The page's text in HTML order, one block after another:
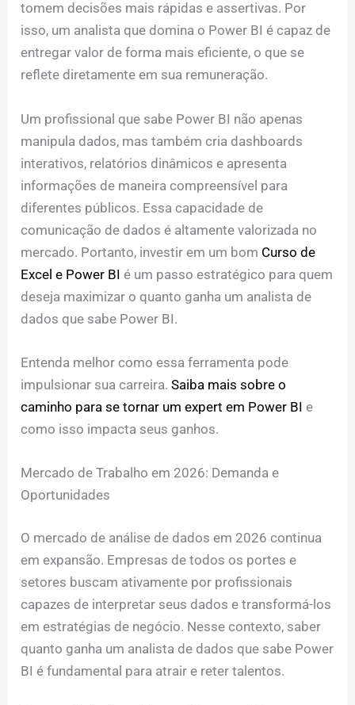
tomem decisões mais rápidas e assertivas. Por
isso, um analista que domina o Power BI é capaz de
entregar valor de forma mais eficiente, o que se
reflete diretamente em sua remuneração.
Um profissional que sabe Power BI não apenas
manipula dados, mas também cria dashboards
interativos, relatórios dinâmicos e apresenta
informações de maneira compreensível para
diferentes públicos. Essa capacidade de
comunicação de dados é altamente valorizada no
mercado. Portanto, investir em um bom Curso de
Excel e Power BI é um passo estratégico para quem
deseja maximizar o quanto ganha um analista de
dados que sabe Power BI.
Entenda melhor como essa ferramenta pode
impulsionar sua carreira.Saiba mais sobre o
caminho para se tornar um expert em Power BI e
como isso impacta seus ganhos.
Mercado de Trabalho em 2026: Demanda e
Oportunidades
O mercado de análise de dados em 2026 continua
em expansão. Empresas de todos os portes e
setores buscam ativamente por profissionais
capazes de interpretar seus dados e transformá-los
em estratégias de negócio. Nesse contexto, saber
quanto ganha um analista de dados que sabe Power
BI é fundamental para atrair e reter talentos.